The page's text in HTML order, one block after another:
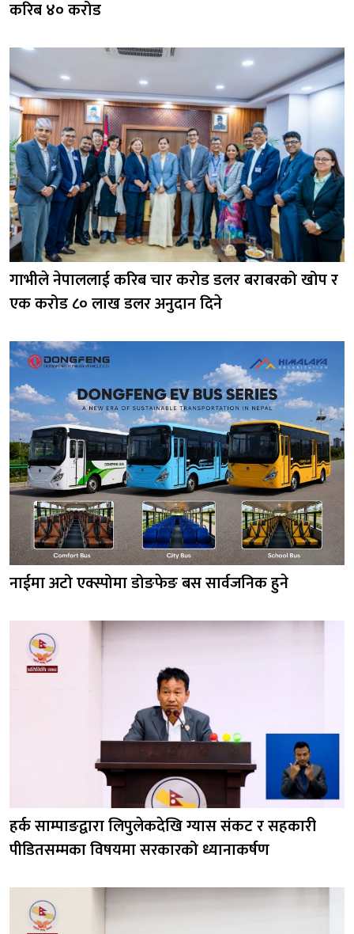
करिब ४० करोड
गाभीले नेपाललाई करिब चार करोड डलर बराबरको खोप र
एक करोड ८० लाख डलर अनुदान दिने
नाईमा अटो एक्स्पोमा डोङफेङ बस सार्वजनिक हुने
हर्क साम्पाङद्वारा लिपुलेकदेखि ग्यास संकट र सहकारी
पीडितसम्मका विषयमा सरकारको ध्यानाकर्षण